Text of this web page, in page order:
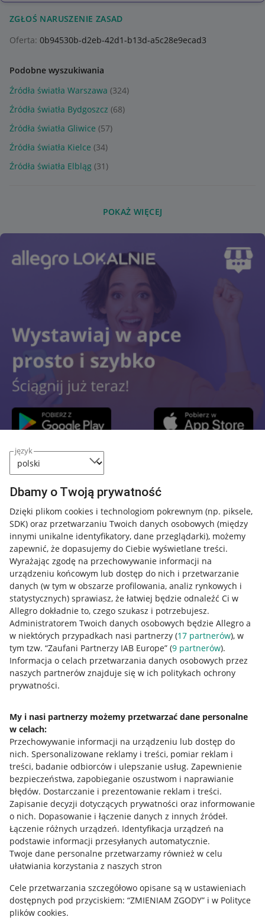
język
Dbamy o Twoją prywatność
Dzięki plikom cookies i technologiom pokrewnym (np. piksele,
SDK) oraz przetwarzaniu Twoich danych osobowych (między
innymi unikalne identyfikatory, dane przeglądarki), możemy
zapewnić, że dopasujemy do Ciebie wyświetlane treści.
Wyrażając zgodę na przechowywanie informacji na
urządzeniu końcowym lub dostęp do nich i przetwarzanie
danych (w tym w obszarze profilowania, analiz rynkowych i
statystycznych) sprawiasz, że łatwiej będzie odnaleźć Ci w
Allegro dokładnie to, czego szukasz i potrzebujesz.
Administratorem Twoich danych osobowych będzie Allegro a
w niektórych przypadkach nasi partnerzy (17 partnerów), w
tym tzw. “Zaufani Partnerzy IAB Europe” (9 partnerów).
Informacja o celach przetwarzania danych osobowych przez
naszych partnerów znajduje się w ich politykach ochrony
prywatności.
My i nasi partnerzy możemy przetwarzać dane personalne
w celach:
Przechowywanie informacji na urządzeniu lub dostęp do
nich. Spersonalizowane reklamy i treści, pomiar reklam i
treści, badanie odbiorców i ulepszanie usług. Zapewnienie
bezpieczeństwa, zapobieganie oszustwom i naprawianie
błędów. Dostarczanie i prezentowanie reklam i treści.
Zapisanie decyzji dotyczących prywatności oraz informowanie
o nich. Dopasowanie i łączenie danych z innych źródeł.
Łączenie różnych urządzeń. Identyfikacja urządzeń na
podstawie informacji przesyłanych automatycznie.
Twoje dane personalne przetwarzamy również w celu
ułatwiania korzystania z naszych stron
Cele przetwarzania szczegółowo opisane są w ustawieniach
dostępnych pod przyciskiem: “ZMIENIAM ZGODY” i w Polityce
plików cookies.
ZGŁOŚ NARUSZENIE ZASAD
Oferta: 0b94530b-d2eb-42d1-b13d-a5c28e9ecad3
Podobne wyszukiwania
Źródła światła Warszawa (324)
Źródła światła Bydgoszcz (68)
Źródła światła Gliwice (57)
Źródła światła Kielce (34)
Źródła światła Elbląg (31)
POKAŻ WIĘCEJ
Przydatne informacje
Napisz do nas
Allegro Gadane dla sprzedających
Allegro Gadane dla kupujących
Mapa miejscowości
Informacje prawne
Regulamin
Polityka plików "cookies"
Ustawienia plików "cookies"
Informacje dla Aktu o Usługach Cyfrowych
Pobierz aplikację
Korzystanie z serwisu oznacza akceptacjęregulaminu.